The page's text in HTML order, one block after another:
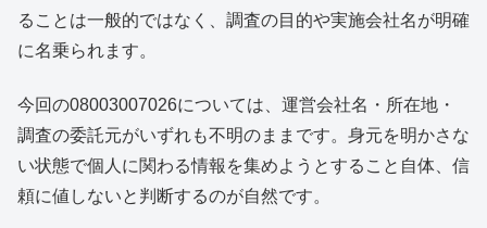
ることは一般的ではなく、調査の目的や実施会社名が明確
に名乗られます。
今回の08003007026については、運営会社名・所在地・
調査の委託元がいずれも不明のままです。身元を明かさな
い状態で個人に関わる情報を集めようとすること自体、信
頼に値しないと判断するのが自然です。